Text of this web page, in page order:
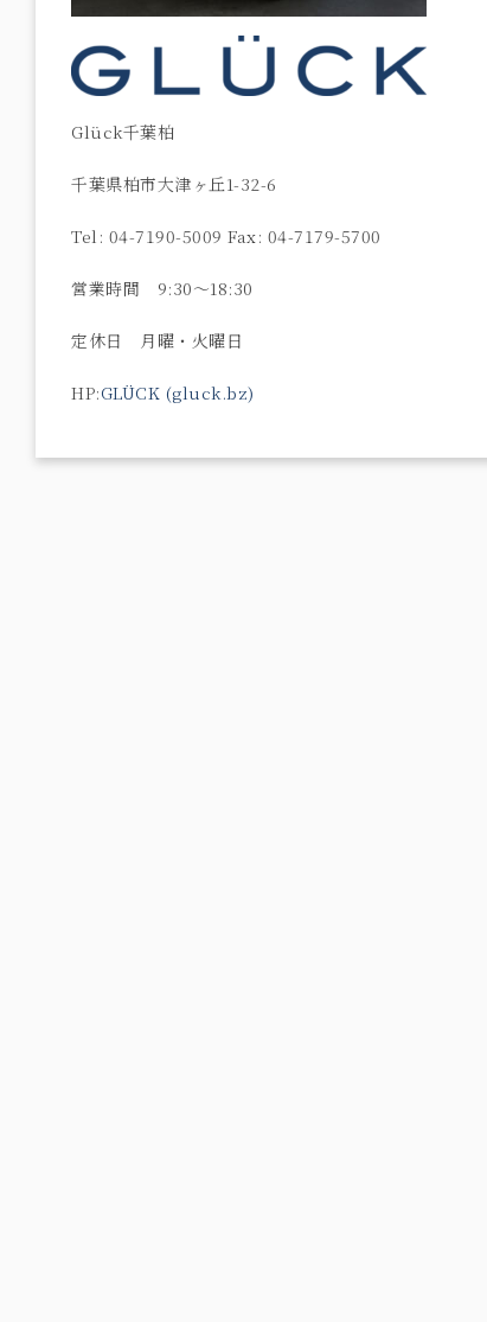
Glück千葉柏
千葉県柏市大津ヶ丘1-32-6
Tel: 04-7190-5009 Fax: 04-7179-5700
営業時間 9:30〜18:30
定休日 月曜・火曜日
HP:GLÜCK (gluck.bz)